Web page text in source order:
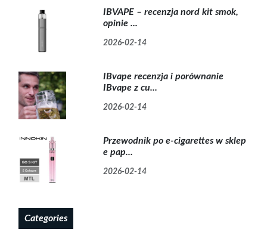
IBVAPE – recenzja nord kit smok,
opinie ...
2026-02-14
IBvape recenzja i porównanie
IBvape z cu...
2026-02-14
Przewodnik po e-cigarettes w sklep
e pap...
2026-02-14
Categories